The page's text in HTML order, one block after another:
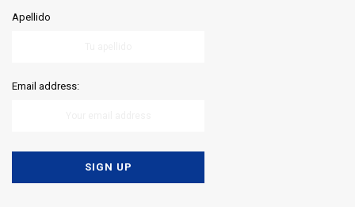
Apellido
Email address: